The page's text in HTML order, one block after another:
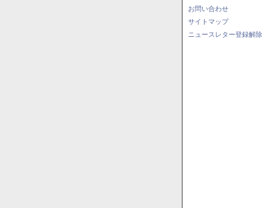
お問い合わせ
サイトマップ
ニュースレター登録解除